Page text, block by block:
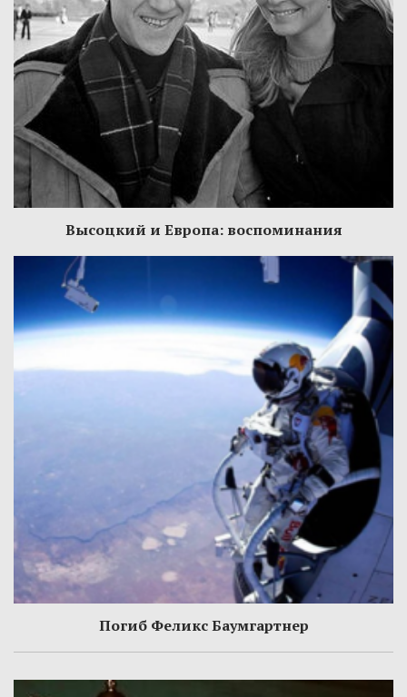
Высоцкий и Европа: воспоминания
Погиб Феликс Баумгартнер